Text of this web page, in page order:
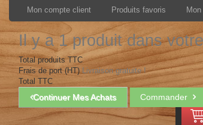
Mon compte client Produits favoris
Il y a 1 produit dans
Total produits TTC
Frais de port (HT)Livraison gratuite !
Total TTC
Continuer Mes Achats Commander